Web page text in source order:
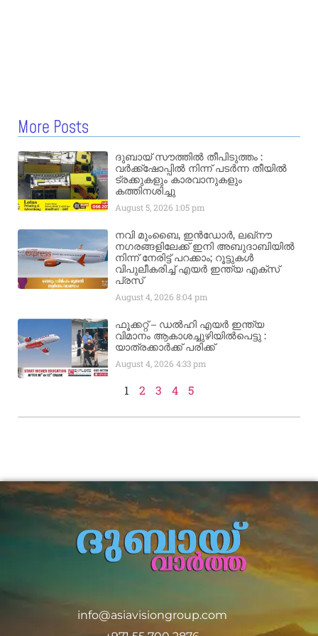
More Posts
ദുബായ് സൗത്തിൽ തീപിടുത്തം :
വർക്ക്‌ഷോപ്പിൽ നിന്ന് പടർന്ന തീയിൽ
ട്രക്കുകളും കാരവാനുകളും
കത്തിനശിച്ചു
August 5, 2026 1:05 pm
നവി മുംബൈ, ഇൻഡോർ, ലഖ്നൗ
നഗരങ്ങളിലേക്ക് ഇനി അബുദാബിയിൽ
നിന്ന് നേരിട്ട് പറക്കാം; റൂട്ടുകൾ
വിപുലീകരിച്ച് എയർ ഇന്ത്യ എക്സ്
പ്രസ്
August 4, 20268:04 pm
ഫൂക്കറ്റ് – ഡൽഹി എയര്‍ ഇന്ത്യ
വിമാനം ആകാശച്ചുഴിയില്‍പെട്ടു :
യാത്രക്കാര്‍ക്ക് പരിക്ക്
August 4, 20264:33 pm
1 2 3 4 5
info@asiavisiongroup.com